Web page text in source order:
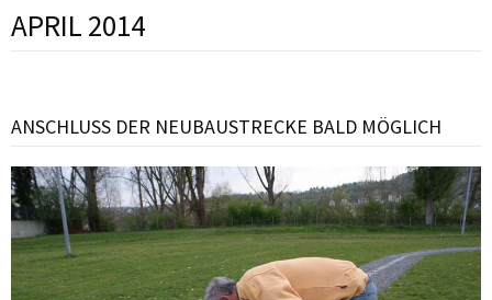
APRIL 2014
ANSCHLUSS DER NEUBAUSTRECKE BALD MÖGLICH